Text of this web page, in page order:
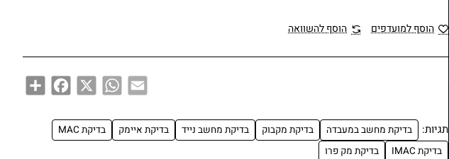
הוסף למועדפים הוסף להשוואה
Share
Facebook X
WhatsApp Email
תגיות: בדיקת מחשב במעבדה בדיקת מקבוק בדיקת מחשב נייד בדיקת איימק
בדיקת MAC
בדיקת IMAC
בדיקת מק פרו